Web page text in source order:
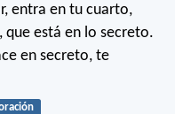
entra en tu cuarto,
que está en lo secreto.
en secreto, te